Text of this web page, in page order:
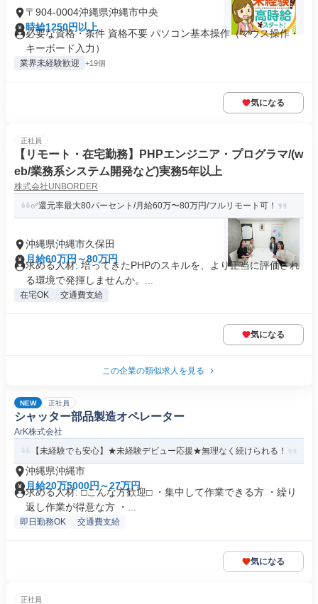
〒904-0004沖縄県沖縄市中央
時給1250円以上
必要な資格・条件 資格不要 パソコン基本操作（マウス操作・
キーボード入力）
業界未経験歓迎 +19個
気になる
正社員
【リモート・在宅勤務】PHPエンジニア・プログラマ/(w
eb/業務系システム開発など)実務5年以上
株式会社UNBORDER
✅還元率最大80パーセント/月給60万〜80万円/フルリモート可！
沖縄県沖縄市久保田
月給60万円～80万円
求める人材: 培ってきたPHPのスキルを、より正当に評価され
る環境で発揮しませんか。...
在宅OK 交通費支給
気になる
この企業の類似求人を見る
NEW 正社員
シャッター部品製造オペレーター
ArK株式会社
【未経験でも安心】★未経験デビュー応援★無理なく続けられる！
沖縄県沖縄市
月給20万5000円～27万円
求める人材: □こんな方歓迎□ ・集中して作業できる方 ・繰り
返し作業が得意な方 ・...
即日勤務OK 交通費支給
気になる
正社員